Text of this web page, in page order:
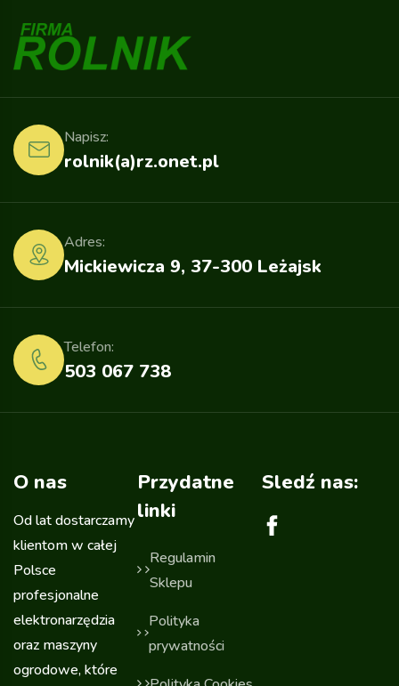
rolnik(a)rz.onet.pl
Napisz:
Mickiewicza 9, 37-300 Leżajsk
Adres:
503 067 738
Telefon:
O nas
Od lat dostarczamy
klientom w całej
Polsce
profesjonalne
elektronarzędzia
oraz maszyny
ogrodowe, które
Przydatne
linki
Regulamin
Sklepu
Polityka
prywatności
Sledź nas: